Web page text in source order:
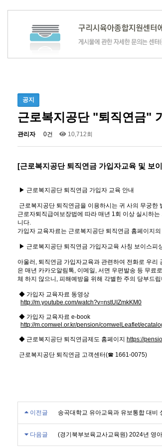
공지
근로복지공단 "퇴직연금"
관리자 0건 10,712회
[근로복지공단 퇴직연금 가입자교육 및 보
▶ 근로복지공단 퇴직연금 가입자 교육 안내
근로복지공단 퇴직연금을 이용하시는 귀 사의 무궁한
근로자퇴직급여보장법에 따라 매년 1회 이상 실시하
니다.
가입자 교육자료는 근로복지공단 퇴직연금 홈페이지
▶ 근로복지공단 퇴직연금 가입자교육 사칭 보이스피
아울러, 퇴직연금 가입자교육과 관련하여 전화로 우
은 매년 카카오알림톡, 이메일, 서면 우편발송 등 무료
체 하지 않으니, 피해예방을 위해 각별한 주의 당부드
◆ 가입자 교육자료 동영상
http://m.youtube.com/watch?v=nstUIZmkKM0
◆ 가입자 교육자료 e-book
http://m.comwel.or.kr/pension/comwelLeaflet/
◆ 근로복지공단 퇴직연금제도 홈페이지 https://
근로복지공단 퇴직연금 고객센터(☎ 1661-0075)
이전글 송곡대학교 유아교육과 유보통합 대비
다음글 (경기북부보육교사교육원) 2024년 영